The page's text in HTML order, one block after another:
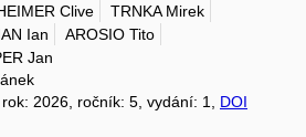
Clive
TRNKA Mirek
Ian
AROSIO Tito
Jan
rok: 2026, ročník: 5, vydání: 1, DOI